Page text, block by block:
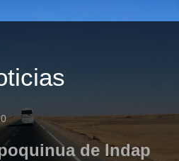
de Indap